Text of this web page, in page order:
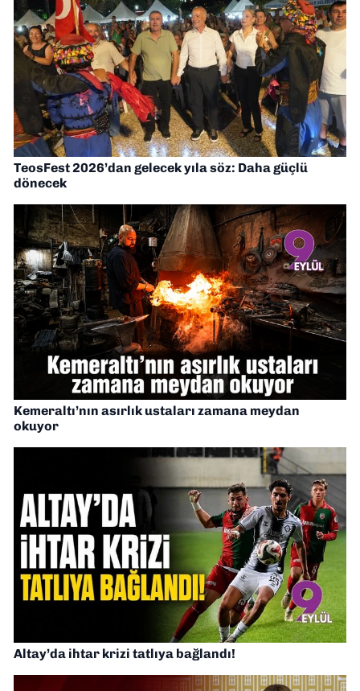
TeosFest 2026’dan gelecek yıla söz: Daha güçlü
dönecek
Kemeraltı’nın asırlık ustaları zamana meydan
okuyor
Altay’da ihtar krizi tatlıya bağlandı!